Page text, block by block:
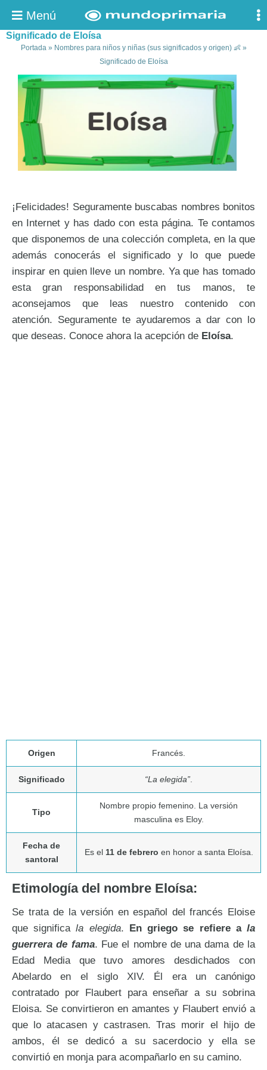
Menú
Significado de Eloísa
Portada» Nombres para niños y niñas (sus significados y origen) 👶»
Significado de Eloísa
¡Felicidades! Seguramente buscabas nombres bonitos
en Internet y has dado con esta página. Te contamos
que disponemos de una colección completa, en la que
además conocerás el significado y lo que puede
inspirar en quien lleve un nombre. Ya que has tomado
esta gran responsabilidad en tus manos, te
aconsejamos que leas nuestro contenido con
atención. Seguramente te ayudaremos a dar con lo
que deseas. Conoce ahora la acepción de Eloísa.
Origen Francés.
Significado “La elegida”
Tipo
Nombre propio femenino. La versión
masculina es Eloy.
Fecha de
santoral
Es el 11 de febrero en honor a santa Eloísa.
Etimología del nombre Eloísa:
Se trata de la versión en español del francés Eloise
que significala elegida. En griego se refiere ala
guerrera de fama. Fue el nombre de una dama de la
Edad Media que tuvo amores desdichados con
Abelardo en el siglo XIV. Él era un canónigo
contratado por Flaubert para enseñar a su sobrina
Eloisa. Se convirtieron en amantes y Flaubert envió a
que lo atacasen y castrasen. Tras morir el hijo de
ambos, él se dedicó a su sacerdocio y ella se
convirtió en monja para acompañarlo en su camino.